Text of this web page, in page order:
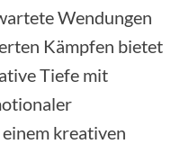
Wendungen
Kämpfen bietet
Tiefe mit
kreativen